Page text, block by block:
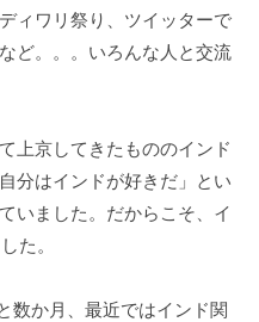
ィワリ祭り、ツイッターで
ど。。。いろんな人と交流
上京してきたもののインド
分はインドが好きだ」とい
いました。だからこそ、イ
た。
数か月、最近ではインド関